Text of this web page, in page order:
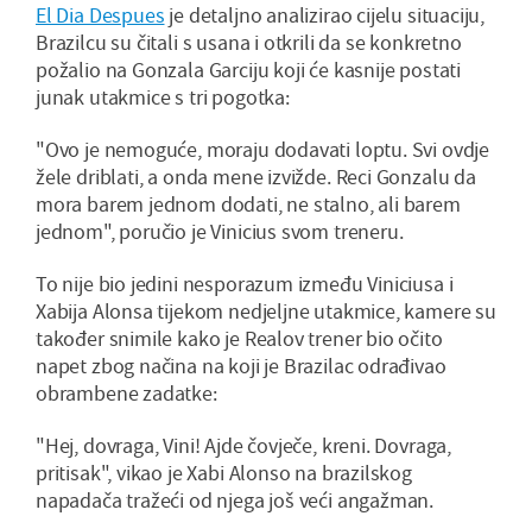
El Dia Despues je detaljno analizirao cijelu situaciju,
Brazilcu su čitali s usana i otkrili da se konkretno
požalio na Gonzala Garciju koji će kasnije postati
junak utakmice s tri pogotka:
"Ovo je nemoguće, moraju dodavati loptu. Svi ovdje
žele driblati, a onda mene izvižde. Reci Gonzalu da
mora barem jednom dodati, ne stalno, ali barem
jednom", poručio je Vinicius svom treneru.
To nije bio jedini nesporazum između Viniciusa i
Xabija Alonsa tijekom nedjeljne utakmice, kamere su
također snimile kako je Realov trener bio očito
napet zbog načina na koji je Brazilac odrađivao
obrambene zadatke:
"Hej, dovraga, Vini! Ajde čovječe, kreni. Dovraga,
pritisak", vikao je Xabi Alonso na brazilskog
napadača tražeći od njega još veći angažman.